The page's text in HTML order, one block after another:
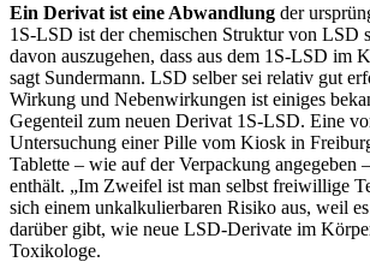
Ein Derivat ist eine Abwandlung der
1S-LSD ist der chemischen Struktur von LSD
davon auszugehen, dass aus dem 1S-LSD im
sagt Sundermann. LSD selber sei relativ gut
Wirkung und Nebenwirkungen ist einiges
Gegenteil zum neuen Derivat 1S-LSD. Eine
Untersuchung einer Pille vom Kiosk in
Tablette – wie auf der Verpackung angegeben
enthält. „Im Zweifel ist man selbst freiwillige
sich einem unkalkulierbaren Risiko aus, weil
darüber gibt, wie neue LSD-Derivate im
Toxikologe.